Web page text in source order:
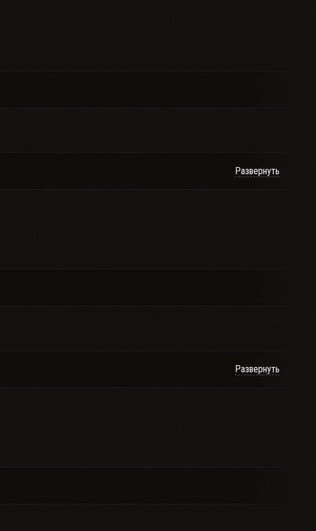
Развернуть
Развернуть